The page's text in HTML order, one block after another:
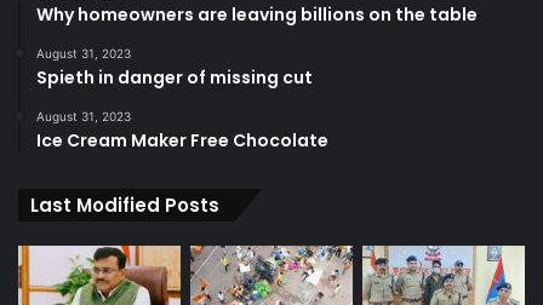
Why homeowners are leaving billions on the table
August 31, 2023
Spieth in danger of missing cut
August 31, 2023
Ice Cream Maker Free Chocolate
Last Modified Posts